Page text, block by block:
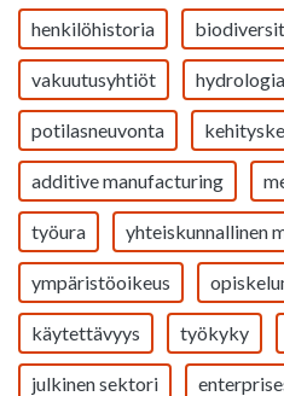
henkilöhistoria
vakuutusyhtiöt hydrologia
potilasneuvonta
additive manufacturing
työura yhteiskunnallinen
ympäristöoikeus
käytettävyys työkyky
julkinen sektori